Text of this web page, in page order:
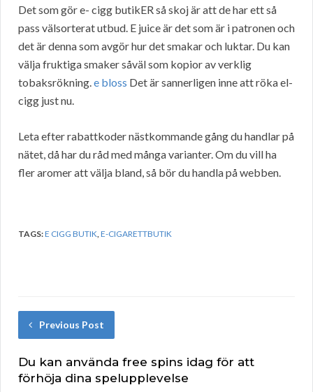
Det som gör e- cigg butikER så skoj är att de har ett så
pass välsorterat utbud. E juice är det som är i patronen och
det är denna som avgör hur det smakar och luktar. Du kan
välja fruktiga smaker såväl som kopior av verklig
tobaksrökning.e bloss Det är sannerligen inne att röka el-
cigg just nu.
Leta efter rabattkoder nästkommande gång du handlar på
nätet, då har du råd med många varianter. Om du vill ha
fler aromer att välja bland, så bör du handla på webben.
TAGS:E CIGG BUTIK,E-CIGARETTBUTIK
Previous Post
Du kan använda free spins idag för att
förhöja dina spelupplevelse